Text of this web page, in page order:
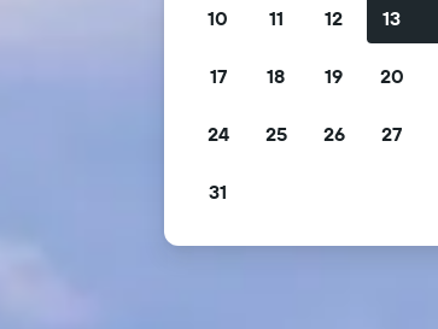
10 11 12 13
17 18 19 20
24 25 26 27
31